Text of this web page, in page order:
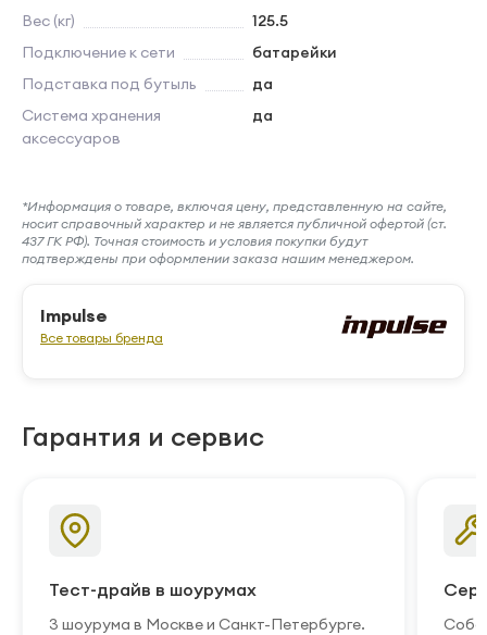
Вес (кг)
125.5
Подключение к сети
батарейки
Подставка под бутыль
да
Система хранения
аксессуаров
да
*Информация о товаре, включая цену, представленную на сайте,
носит справочный характер и не является публичной офертой (ст.
437 ГК РФ). Точная стоимость и условия покупки будут
подтверждены при оформлении заказа нашим менеджером.
Impulse
Все товары бренда
Гарантия и сервис
Тест-драйв в шоурумах
3 шоурума в Москве и Санкт-Петербурге.